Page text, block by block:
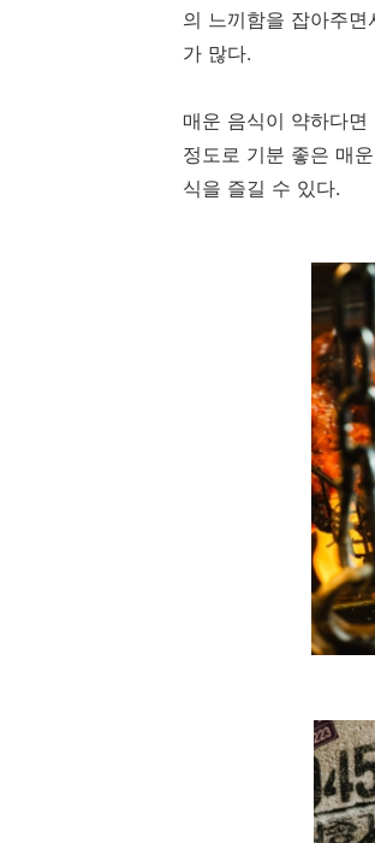
의 느끼함을 잡아주
가 많다.
매운 음식이 약하다
정도로 기분 좋은 매
식을 즐길 수 있다.